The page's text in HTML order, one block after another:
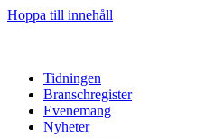
Hoppa till innehåll
Tidningen
Branschregister
Evenemang
Nyheter